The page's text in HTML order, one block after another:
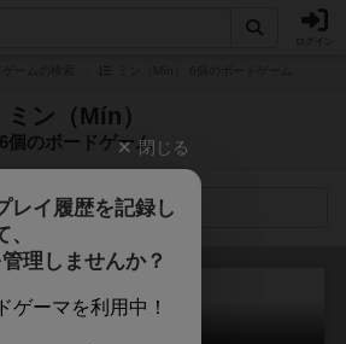
ミン（Mín）
6個のボードゲーム
検索メニュー
閉じる
レイ履歴を記録し
、
理しませんか？
ゲーマを利用中！